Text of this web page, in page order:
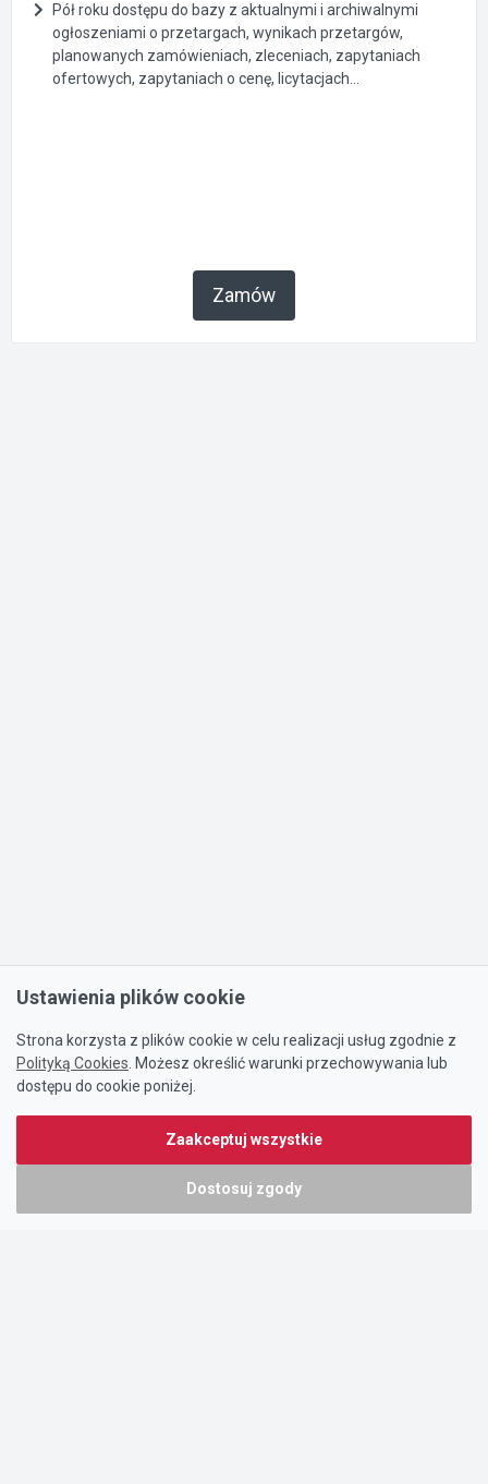
Pół roku dostępu do bazy z aktualnymi i archiwalnymi
ogłoszeniami o przetargach, wynikach przetargów,
planowanych zamówieniach, zleceniach, zapytaniach
ofertowych, zapytaniach o cenę, licytacjach...
Zamów
Ustawienia plików cookie
Strona korzysta z plików cookie w celu realizacji usług zgodnie z
Polityką Cookies . Możesz określić warunki przechowywania lub
dostępu do cookie poniżej.
Zaakceptuj wszystkie
Dostosuj zgody